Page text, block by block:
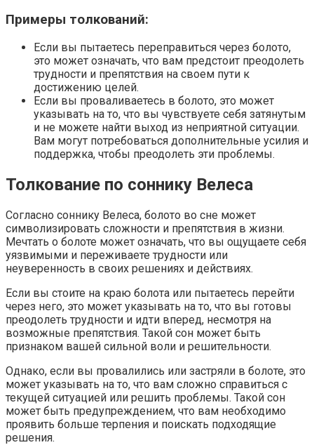
Примеры толкований:
Если вы пытаетесь переправиться через болото,
это может означать, что вам предстоит преодолеть
трудности и препятствия на своем пути к
достижению целей.
Если вы проваливаетесь в болото, это может
указывать на то, что вы чувствуете себя затянутым
и не можете найти выход из неприятной ситуации.
Вам могут потребоваться дополнительные усилия и
поддержка, чтобы преодолеть эти проблемы.
Толкование по соннику Велеса
Согласно соннику Велеса, болото во сне может
символизировать сложности и препятствия в жизни.
Мечтать о болоте может означать, что вы ощущаете себя
уязвимыми и переживаете трудности или
неуверенность в своих решениях и действиях.
Если вы стоите на краю болота или пытаетесь перейти
через него, это может указывать на то, что вы готовы
преодолеть трудности и идти вперед, несмотря на
возможные препятствия. Такой сон может быть
признаком вашей сильной воли и решительности.
Однако, если вы провалились или застряли в болоте, это
может указывать на то, что вам сложно справиться с
текущей ситуацией или решить проблемы. Такой сон
может быть предупреждением, что вам необходимо
проявить больше терпения и поискать подходящие
решения.